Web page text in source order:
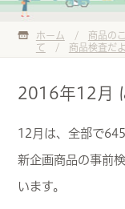
ホーム / 商品の
て / 商品検査だ
2016年12月
12月は、全部で
新企画商品の事前
います。